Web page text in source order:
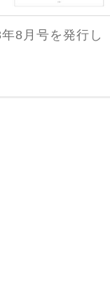
8月号を発行し